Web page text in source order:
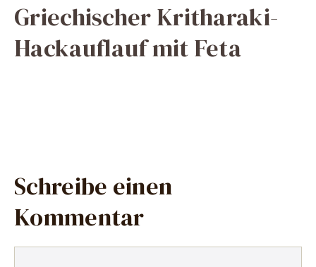
Griechischer Kritharaki-
Hackauflauf mit Feta
Schreibe einen
Kommentar